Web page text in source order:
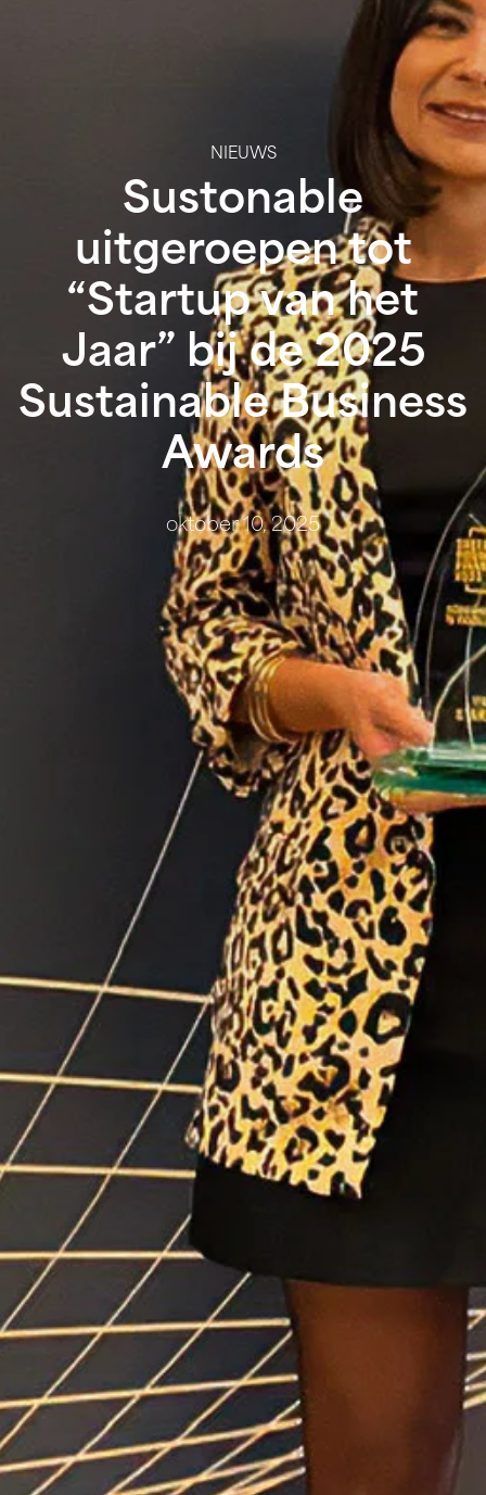
NIEUWS
Sustonable
uitgeroepen tot
“Startup van het
Jaar” bij de 2025
Sustainable Business
Awards
oktober 10, 2025